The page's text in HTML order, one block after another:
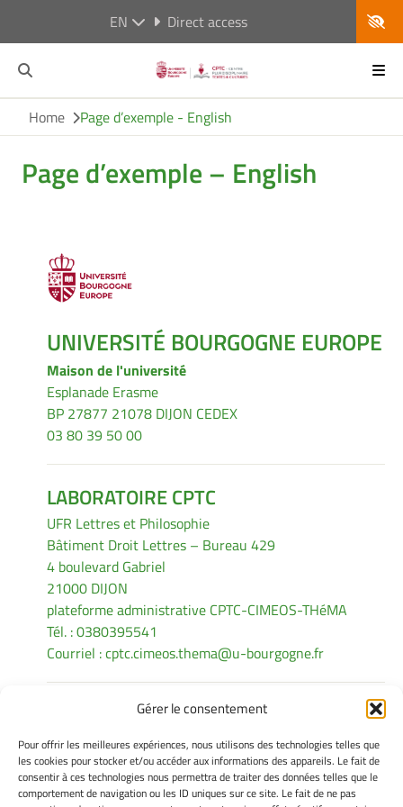
Gérer le consentement
Pour offrir les meilleures expériences, nous utilisons des technologies telles que
les cookies pour stocker et/ou accéder aux informations des appareils. Le fait de
consentir à ces technologies nous permettra de traiter des données telles que le
comportement de navigation ou les ID uniques sur ce site. Le fait de ne pas
EN Direct access
Home Page d’exemple - English
Page d’exemple – English
UNIVERSITÉ BOURGOGNE EUROPE
Maison de l'université
Esplanade Erasme
BP 27877 21078 DIJON CEDEX
03 80 39 50 00
LABORATOIRE CPTC
UFR Lettres et Philosophie
Bâtiment Droit Lettres – Bureau 429
4 boulevard Gabriel
21000 DIJON
plateforme administrative CPTC-CIMEOS-THéMA
Tél. : 0380395541
Courriel :cptc.cimeos.thema@u-bourgogne.fr
INFORMATIONS LÉGALES
Mentions légales
Gérer mes cookies
Politique de cookies